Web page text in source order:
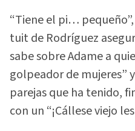
“Tiene el pi…
tuit de Rodríguez
sabe sobre Adame a
golpeador de mujeres”
parejas que ha tenido,
con un “¡Cállese viejo